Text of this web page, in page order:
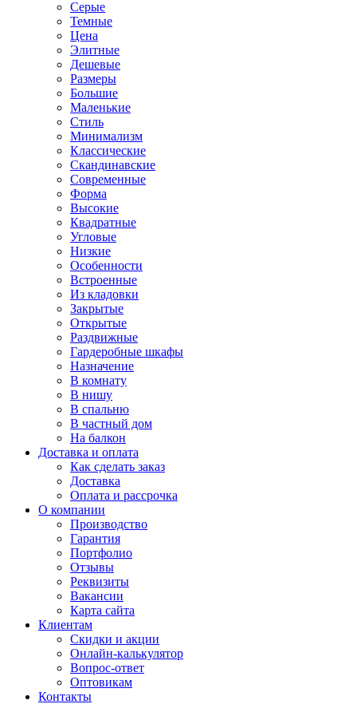
Серые
Темные
Цена
Элитные
Дешевые
Размеры
Большие
Маленькие
Стиль
Минимализм
Классические
Скандинавские
Современные
Форма
Высокие
Квадратные
Угловые
Низкие
Особенности
Встроенные
Из кладовки
Закрытые
Открытые
Раздвижные
Гардеробные шкафы
Назначение
В комнату
В нишу
В спальню
В частный дом
На балкон
Доставка и оплата
Как сделать заказ
Доставка
Оплата и рассрочка
О компании
Производство
Гарантия
Портфолио
Отзывы
Реквизиты
Вакансии
Карта сайта
Клиентам
Скидки и акции
Онлайн-калькулятор
Вопрос-ответ
Оптовикам
Контакты